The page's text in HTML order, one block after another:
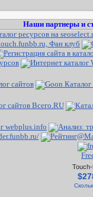
Наши партнеры и